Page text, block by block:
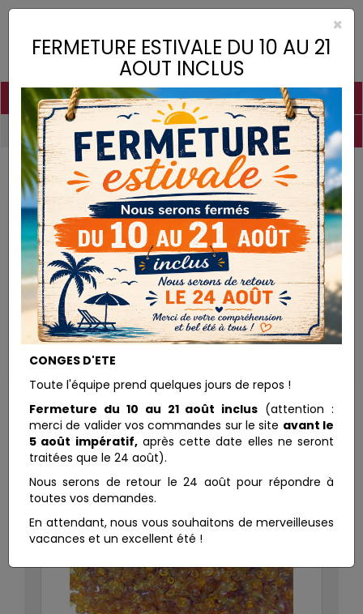
Toggle
PIGMENTS CHAUX CHARGES LIANTS
COLLES DROGUERIE MATÉRIEL DESTOCKAGE
Colles
COLLES
×
FERMETURE ESTIVALE DU 10 AU 21
AOUT INCLUS
CONGES D'ETE
Toute l'équipe prend quelques jours de repos !
Fermeture du 10 au 21 août inclus (attention :
merci de valider vos commandes sur le site avant le
5 août impératif,après cette date elles ne seront
traitées que le 24 août).
Nous serons de retour le 24 août pour répondre à
toutes vos demandes.
En attendant, nous vous souhaitons de merveilleuses
vacances et un excellent été !